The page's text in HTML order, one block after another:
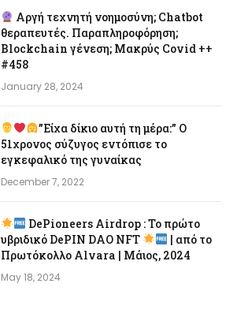
Αργή τεχνητή νοημοσύνη; Chatbot
θεραπευτές. Παραπληροφόρηση;
Blockchain γένεση; Μακρύς Covid ++
#458
January 28, 2024
”Είχα δίκιο αυτή τη μέρα:” Ο
51χρονος σύζυγος εντόπισε το
εγκεφαλικό της γυναίκας
December 7, 2022
DePioneers Airdrop : Το πρώτο
υβριδικό DePIN DAO NFT
| από το
Πρωτόκολλο Alvara | Μάιος, 2024
May 18, 2024